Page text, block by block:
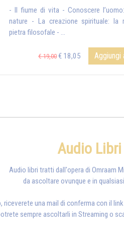
- Il fiume di vita - Conoscere
nature - La creazione spirituale: la
pietra filosofale - ...
€ 19,00 € 18,05 Aggiungi
Audio Libri
Audio libri tratti dall'opera di Omraam
da ascoltare ovunque e in
una mail di conferma con il
sempre ascoltarli in Streaming o